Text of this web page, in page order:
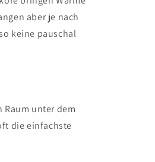
aber je nach
keine pauschal
unter dem
die einfachste